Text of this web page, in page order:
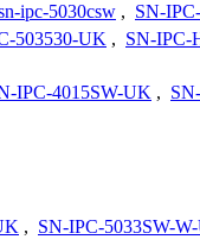
ipc-5030csw , SN-
503530-UK , SN-IPC-
IPC-4015SW-UK ,
, SN-IPC-5033SW-